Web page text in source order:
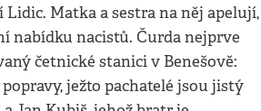
Matka a sestra na něj apelují,
nabídku nacistů. Čurda nejprve
četnické stanici v Benešově:
ježto pachatelé jsou jistý